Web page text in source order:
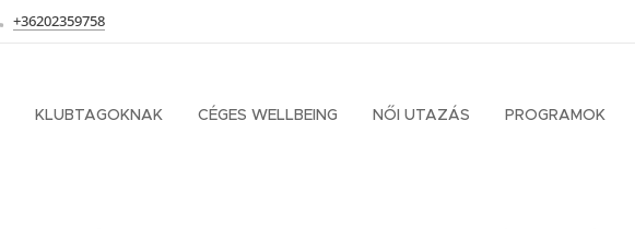
+36202359758
KLUBTAGOKNAK CÉGES WELLBEING NŐI UTAZÁS PROGRAMOK